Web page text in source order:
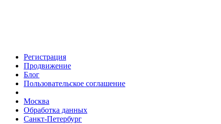
Регистрация
Продвижение
Блог
Пользовательское соглашение
Москва
Обработка данных
Санкт-Петербург